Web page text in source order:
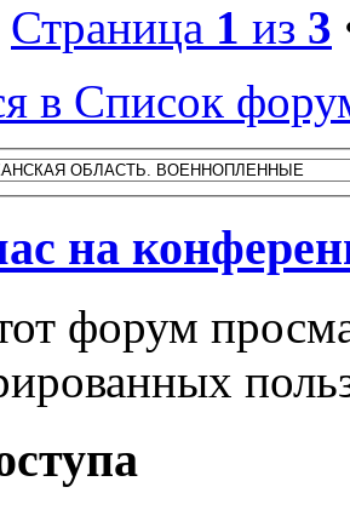
Страница 1 из 3
в Список
на
форум